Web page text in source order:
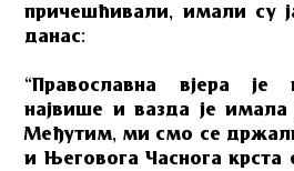
причешћивали, имали су
данас:
“Православна вјера је
највише и вазда је имала
Међутим, ми смо се
и Његовога Часнога крста